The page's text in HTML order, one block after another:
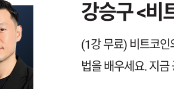
강승구 <비
(1강 무료) 비트코인
법을 배우세요. 지